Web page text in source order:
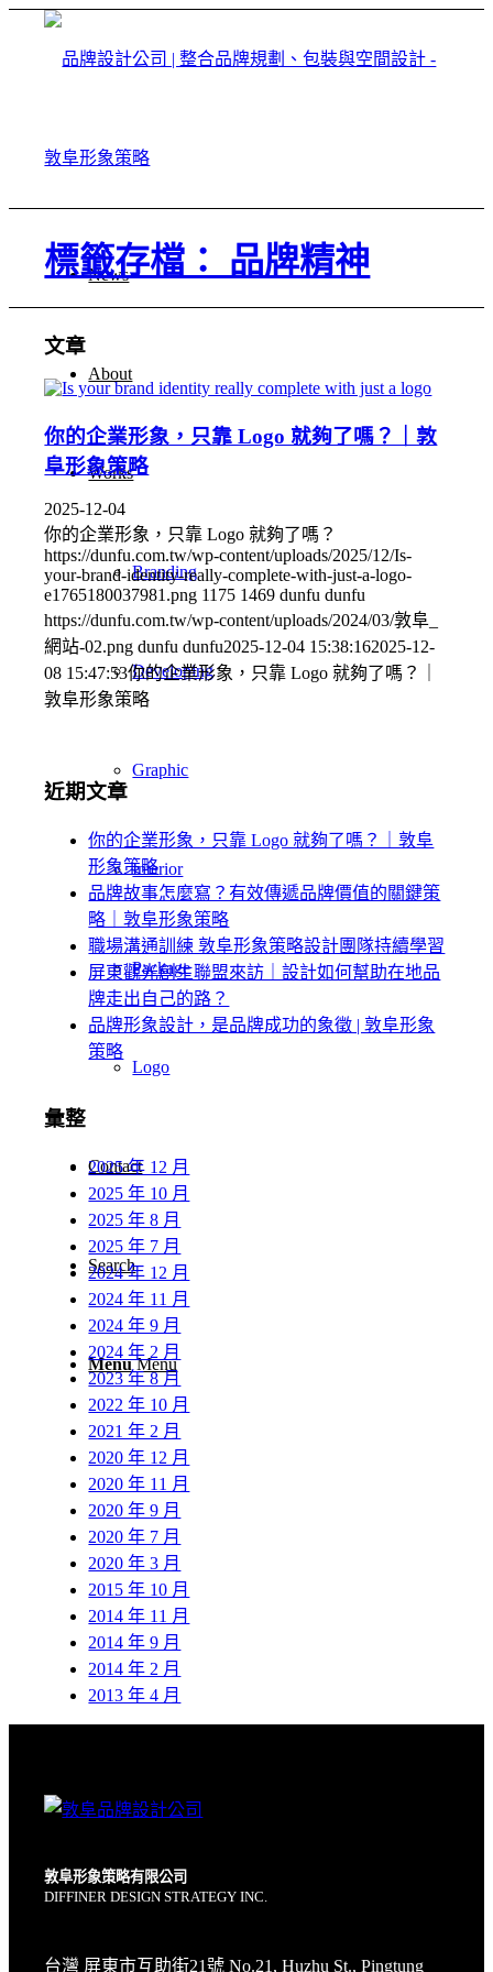
News
About
Works
Branding
Developing
Graphic
Interior
Package
Logo
Contact
Search
Menu Menu
標籤存檔： 品牌精神
文章
你的企業形象，只靠 Logo 就夠了嗎？｜敦
阜形象策略
2025-12-04
你的企業形象，只靠 Logo 就夠了嗎？
https://dunfu.com.tw/wp-content/uploads/2025/12/Is-
your-brand-identity-really-complete-with-just-a-logo-
e1765180037981.png 1175 1469 dunfu dunfu
https://dunfu.com.tw/wp-content/uploads/2024/03/敦阜_
網站-02.png dunfu dunfu2025-12-04 15:38:162025-12-
08 15:47:53你的企業形象，只靠 Logo 就夠了嗎？｜
敦阜形象策略
近期文章
你的企業形象，只靠 Logo 就夠了嗎？｜敦阜
形象策略
品牌故事怎麼寫？有效傳遞品牌價值的關鍵策
略｜敦阜形象策略
職場溝通訓練 敦阜形象策略設計團隊持續學習
屏東觀光創生聯盟來訪｜設計如何幫助在地品
牌走出自己的路？
品牌形象設計，是品牌成功的象徵 | 敦阜形象
策略
彙整
2025 年 12 月
2025 年 10 月
2025 年 8 月
2025 年 7 月
2024 年 12 月
2024 年 11 月
2024 年 9 月
2024 年 2 月
2023 年 8 月
2022 年 10 月
2021 年 2 月
2020 年 12 月
2020 年 11 月
2020 年 9 月
2020 年 7 月
2020 年 3 月
2015 年 10 月
2014 年 11 月
2014 年 9 月
2014 年 2 月
2013 年 4 月
敦阜形象策略有限公司
DIFFINER DESIGN STRATEGY INC.
台灣 屏東市互助街21號 No.21, Huzhu St., Pingtung